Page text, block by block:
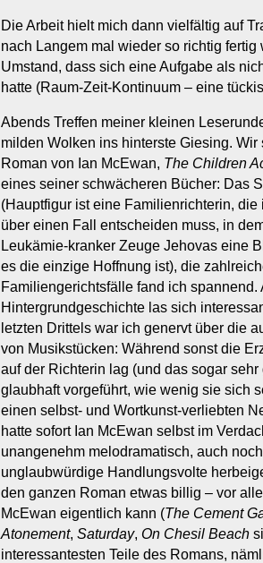
Die Arbeit hielt mich dann vielfältig auf
nach Langem mal wieder so richtig fertig
Umstand, dass sich eine Aufgabe als
hatte (Raum-Zeit-Kontinuum – eine
Abends Treffen meiner kleinen
milden Wolken ins hinterste Giesing.
Roman von Ian McEwan, The Children
eines seiner schwächeren Bücher: Das
(Hauptfigur ist eine Familienrichterin,
über einen Fall entscheiden muss, in
Leukämie-kranker Zeuge Jehovas eine
es die einzige Hoffnung ist), die
Familiengerichtsfälle fand ich
Hintergrundgeschichte las sich
letzten Drittels war ich genervt über die
von Musikstücken: Während sonst die
auf der Richterin lag (und das sogar
glaubhaft vorgeführt, wie wenig sie sich
einen selbst- und Wortkunst-verliebten
hatte sofort Ian McEwan selbst im
unangenehm melodramatisch, auch
unglaubwürdige Handlungsvolte
den ganzen Roman etwas billig – vor
McEwan eigentlich kann (The Cement
Atonement, Saturday, On Chesil Beach
interessantesten Teile des Romans,